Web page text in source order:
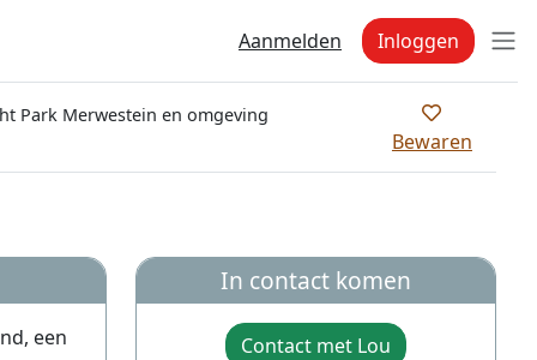
Aanmelden Inloggen
Park Merwestein en omgeving
Bewaren
een
In contact komen
Contact met Lou